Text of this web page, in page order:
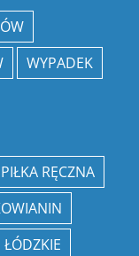
WYPADEK
PIŁKA RĘCZNA
ŁÓDZKIE